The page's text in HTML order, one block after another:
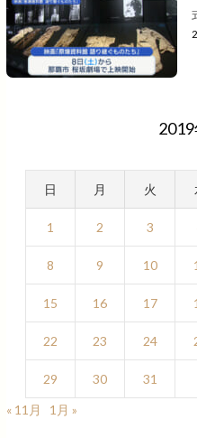
日 月 火
1 2 3
8 9 10
15 16 17
22 23 24
29 30
31
« 11月
1月 »